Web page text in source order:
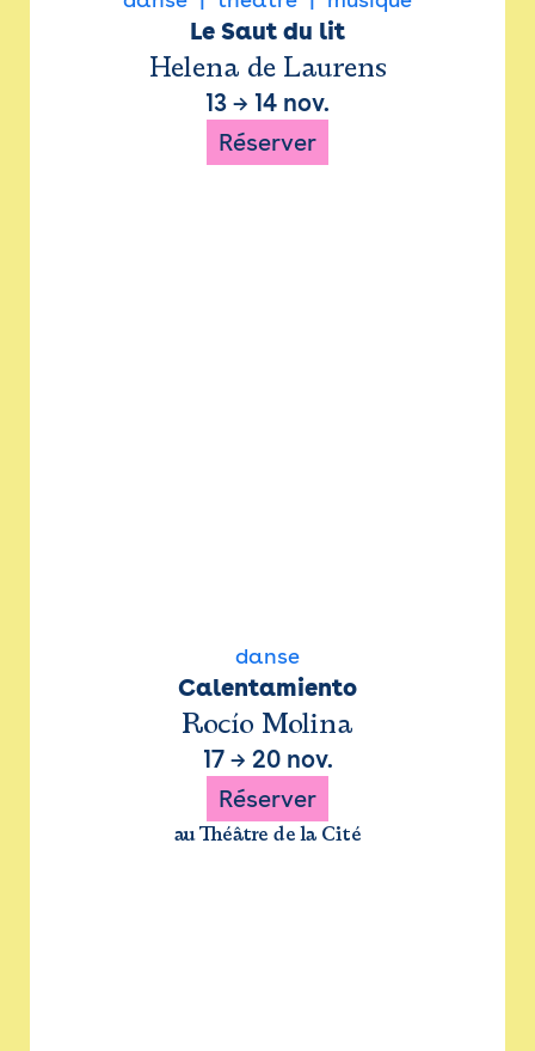
Le Saut du lit
Helena de Laurens
13 → 14 nov.
Réserver
danse
Calentamiento
Rocío Molina
17→ 20 nov.
Réserver
au Théâtre de la Cité